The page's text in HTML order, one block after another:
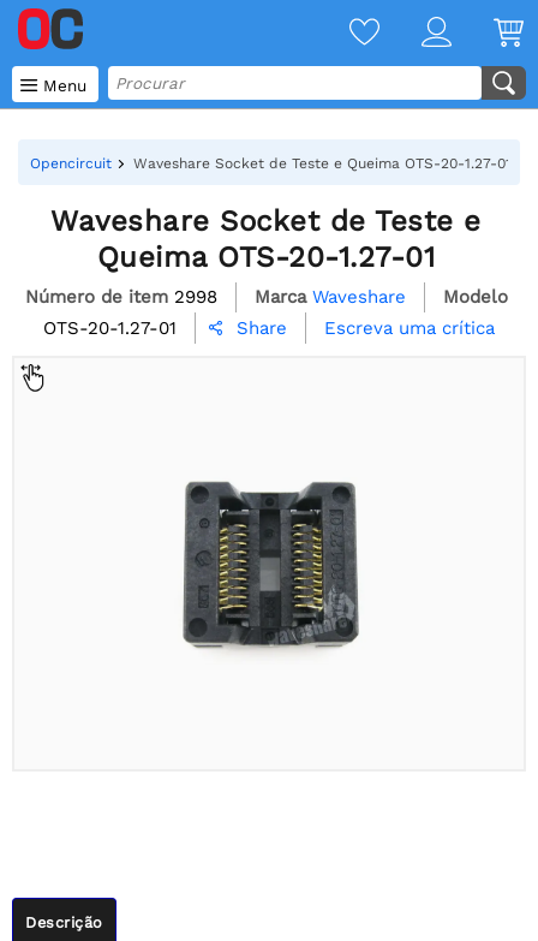
 Menu
Opencircuit Waveshare Socket de Teste e Queima OTS-20-1.27-01
Waveshare Socket de Teste e
Queima OTS-20-1.27-01
Número de item 2998 Marca Waveshare
Modelo
OTS-20-1.27-01
 Share Escreva uma crítica
Descrição